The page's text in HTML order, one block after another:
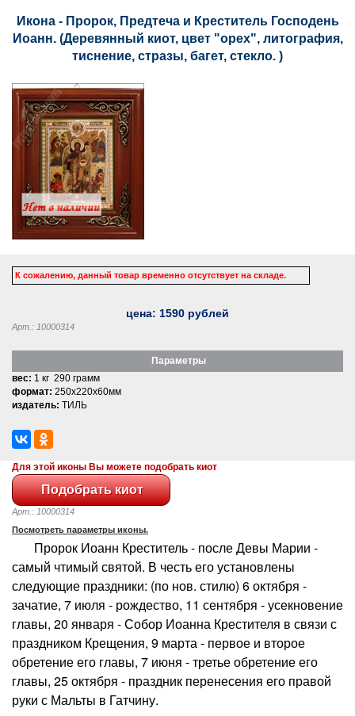
Икона - Пророк, Предтеча и Креститель Господень
Иоанн. (Деревянный киот, цвет "орех", литография,
тиснение, стразы, багет, стекло. )
К сожалению, данный товар временно отсутствует на складе.
цена: 1590 рублей
Арт.: 10000314
Параметры
вес: 1 кг 290 грамм
формат: 250x220x60мм
издатель: ТИЛЬ
Для этой иконы Вы можете подобрать киот
Арт.: 10000314
Посмотреть параметры иконы.
Пророк Иоанн Креститель - после Девы Марии -
самый чтимый святой. В честь его установлены
следующие праздники: (по нов. стилю) 6 октября -
зачатие, 7 июля - рождество, 11 сентября - усекновение
главы, 20 января - Собор Иоанна Крестителя в связи с
праздником Крещения, 9 марта - первое и второе
обретение его главы, 7 июня - третье обретение его
главы, 25 октября - праздник перенесения его правой
руки с Мальты в Гатчину.